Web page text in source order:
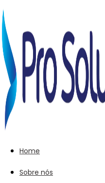
Home
Sobre nós